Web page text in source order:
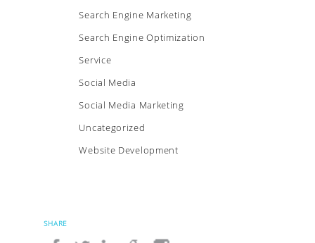
Search Engine Marketing
Search Engine Optimization
Service
Social Media
Social Media Marketing
Uncategorized
Website Development
SHARE